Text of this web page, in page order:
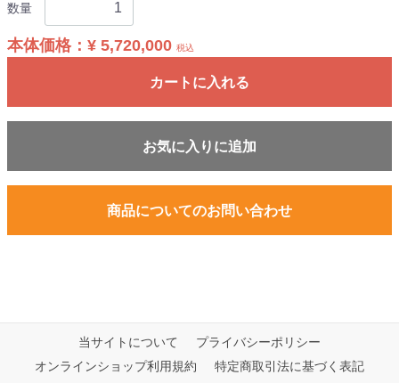
数量
本体価格： ¥ 5,720,000 税込
カートに入れる
お気に入りに追加
商品についてのお問い合わせ
当サイトについて
プライバシーポリシー
オンラインショップ利用規約
特定商取引法に基づく表記